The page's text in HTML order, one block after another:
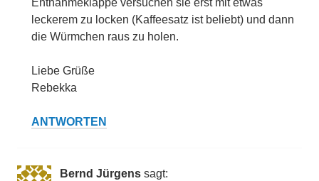
Entnahmeklappe versuchen sie erst mit etwas
leckerem zu locken (Kaffeesatz ist beliebt) und dann
die Würmchen raus zu holen.
Liebe Grüße
Rebekka
ANTWORTEN
Bernd Jürgens sagt: